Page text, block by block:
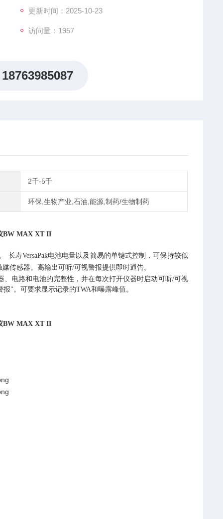
更新时间：2025-10-23
访问量：1957
18763985087
2千-5千
环保,生物产业,石油,能源,制药/生物制药
BW MAX XT II
长寿VersaPak电池电量以及简易的单键式控制，可保持较低
传感器。高输出可听/可视警报提供即时通告。
电路和电池的完整性，并在每次打开仪器时启动可听/可视
"。可要求显示记录的TWA和曝露峰值。
BW MAX XT II